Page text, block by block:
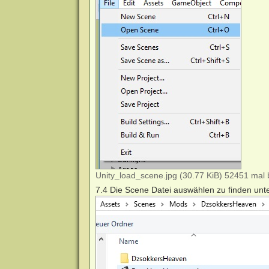
Unity_load_scene.jpg (30.77 KiB) 52451 mal
7.4 Die Scene Datei auswählen zu finden